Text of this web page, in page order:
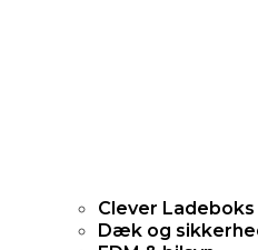
Clever Ladeboks
Dæk og